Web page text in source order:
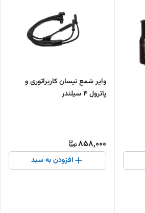
وایر شمع نیسان کاربراتوری و
پاترول 4 سیلندر
858,000
افزودن به سبد